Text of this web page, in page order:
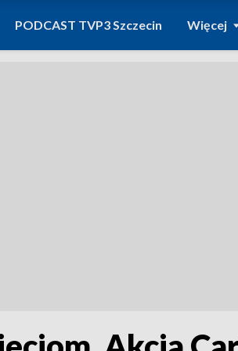
PODCAST TVP3 Szczecin Więcej